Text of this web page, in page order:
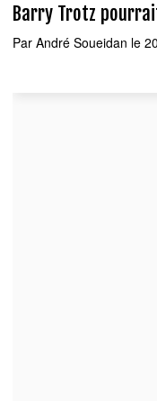
Barry Trotz pourrait
Par André Soueidan le